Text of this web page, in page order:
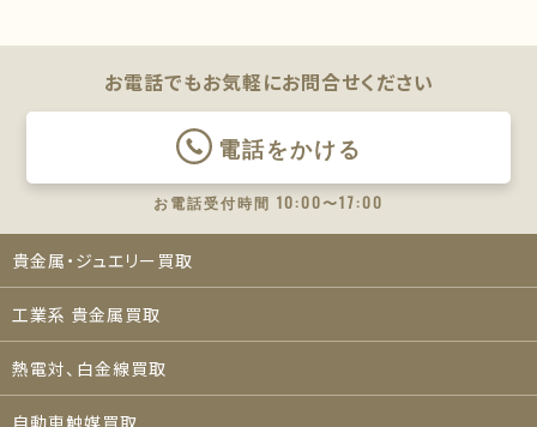
お電話でもお気軽にお問合せください
電話をかける
お電話受付時間 10:00〜17:00
貴金属・ジュエリー買取
工業系 貴金属買取
熱電対、白金線買取
自動車触媒買取